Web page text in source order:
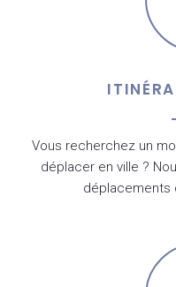
Vous recherchez un
déplacer en ville ?
déplacements